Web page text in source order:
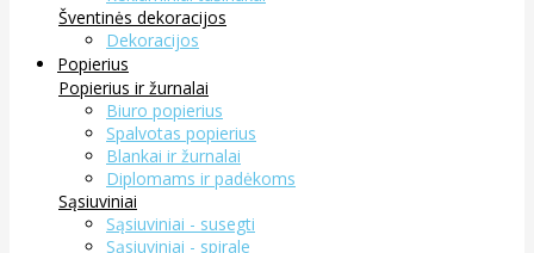
Šventinės dekoracijos
Dekoracijos
Popierius
Popierius ir žurnalai
Biuro popierius
Spalvotas popierius
Blankai ir žurnalai
Diplomams ir padėkoms
Sąsiuviniai
Sąsiuviniai - susegti
Sąsiuviniai - spirale